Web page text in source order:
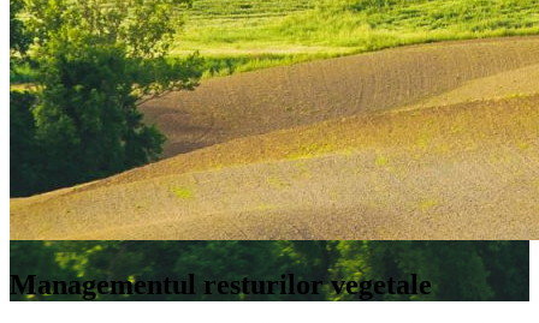
Managementul resturilor vegetale